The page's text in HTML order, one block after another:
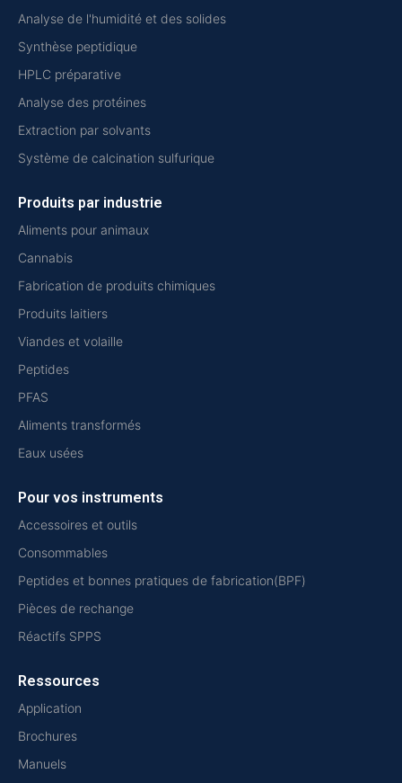
Analyse de l'humidité et des solides
Synthèse peptidique
HPLC préparative
Analyse des protéines
Extraction par solvants
Système de calcination sulfurique
Produits par industrie
Aliments pour animaux
Cannabis
Fabrication de produits chimiques
Produits laitiers
Viandes et volaille
Peptides
PFAS
Aliments transformés
Eaux usées
Pour vos instruments
Accessoires et outils
Consommables
Peptides et bonnes pratiques de fabrication(BPF)
Pièces de rechange
Réactifs SPPS
Ressources
Application
Brochures
Manuels